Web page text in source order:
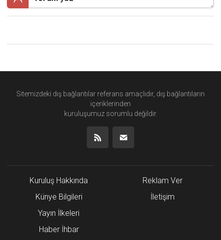
Sitemizdeki dış bağlantılar referans amaçlıdır, dış bağlantıların
içeriklerinden
kuruluşumuz sorumlu değildir.
Kuruluş Hakkında
Künye Bilgileri
Yayın İlkeleri
Haber İhbar
Reklam Ver
İletişim